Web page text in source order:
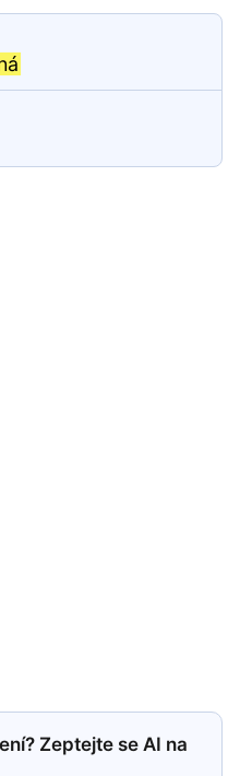
Zeptejte se AI na